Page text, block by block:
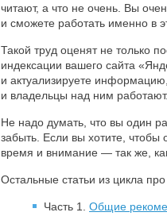
читают, а что не очень. Вы
и сможете работать именно в
Такой труд оценят не только
индексации вашего сайта
и актуализируете
и владельцы над ним
Не надо думать, что вы один
забыть. Если вы хотите,
время и внимание — так же,
Остальные статьи из цикла
Часть 1. Общие